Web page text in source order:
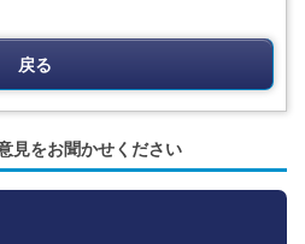
戻る
見をお聞かせください